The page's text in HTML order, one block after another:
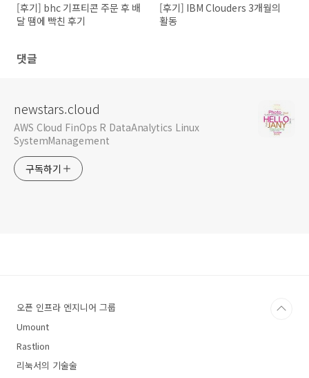
[후기] bhc 기프티콘 주문 후 배
달 땜에 빡친 후기
[후기] IBM Clouders 3개월의
활동
댓글
newstars.cloud
AWS Cloud FinOps R DataAnalytics Linux
SystemManagement
구독하기
오픈 인프라 엔지니어 그룹
Umount
Rastlion
리눅서의 기술술